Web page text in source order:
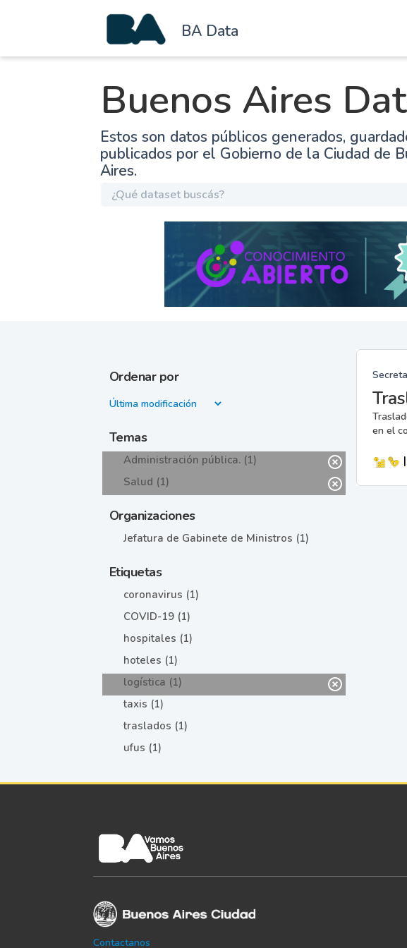
BA Data
Buenos Aires
Estos son datos públicos generados,
publicados por el Gobierno de la Ciudad de
Aires.
Ordenar por
Temas
Administración pública. (1)
Salud (1)
Organizaciones
Jefatura de Gabinete de Ministros (1)
Etiquetas
coronavirus (1)
COVID-19 (1)
hospitales (1)
hoteles (1)
logística (1)
taxis (1)
traslados (1)
ufus (1)
en el
|
Contactanos